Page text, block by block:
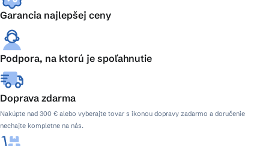
Garancia najlepšej ceny
Podpora, na ktorú je spoľahnutie
Doprava zdarma
Nakúpte nad 300 € alebo vyberajte tovar s ikonou dopravy zadarmo a doručenie
nechajte kompletne na nás.